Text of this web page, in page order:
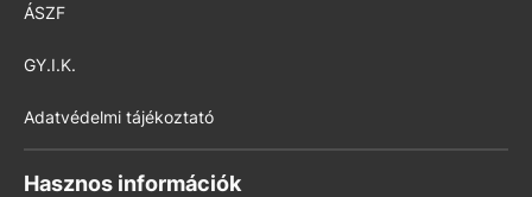
ÁSZF
GY.I.K.
Adatvédelmi tájékoztató
Hasznos információk